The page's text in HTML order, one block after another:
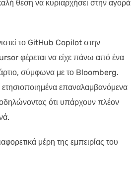
θέση να κυριαρχήσει στην αγορά
το GitHub Copilot στην
φέρεται να είχε πάνω από ένα
σύμφωνα με το Bloomberg.
επαναλαμβανόμενα
ότι υπάρχουν πλέον
μέρη της εμπειρίας του